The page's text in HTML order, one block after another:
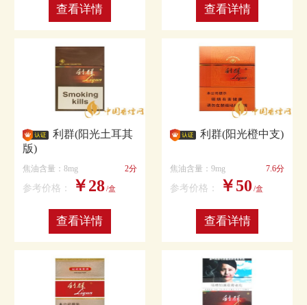
查看详情 查看详情
利群(阳光土耳其
版)
焦油含量：8mg 2分
参考价格： ￥28/盒
查看详情
利群(阳光橙中支)
焦油含量：9mg 7.6分
参考价格： ￥50 /盒
查看详情